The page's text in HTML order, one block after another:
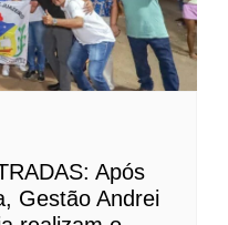
Após
Gestão Andrei